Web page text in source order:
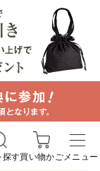
探す買い物かごメニュー